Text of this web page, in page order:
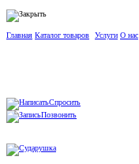
Главная Каталог товаров Услуги О нас
Спросить
Позвонить